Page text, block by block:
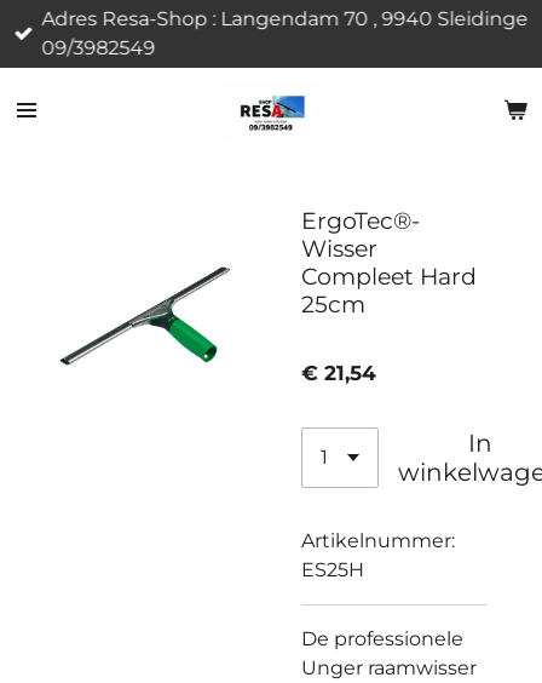
Ga
direct
de
Adres Resa-Shop : Langendam 70 , 9940 Sleidinge
09/3982549
ErgoTec®-
Wisser
Compleet Hard
25cm
€ 21,54
In
Artikelnummer:
ES25H
De professionele
Unger raamwisser